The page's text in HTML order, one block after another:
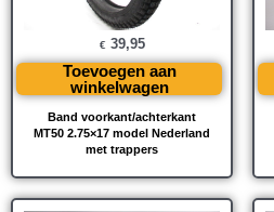
Band voorkant/achterkant
MT50 2.75×17 model Nederland
met trappers
€ 39,95
Toevoegen aan
winkelwagen